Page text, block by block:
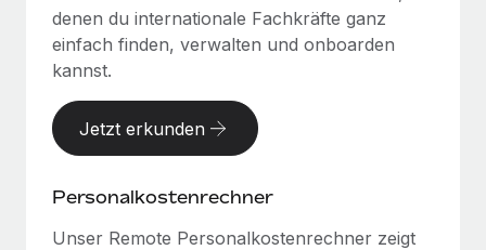
denen du internationale Fachkräfte ganz
einfach finden, verwalten und onboarden
kannst.
Jetzt erkunden
Personalkostenrechner
Unser Remote Personalkostenrechner zeigt